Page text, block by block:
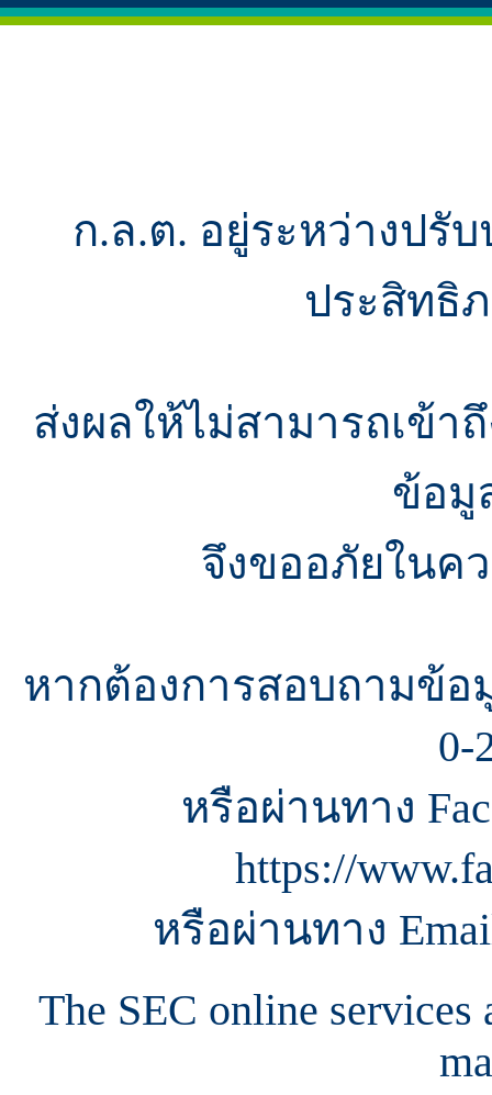
ก.ล.ต. อยู่ระหว่างปรั
ประสิทธิ
ส่งผลให้ไม่สามารถเข้า
ข้อมู
จึงขออภัยในค
หากต้องการสอบถามข้อ
0-
หรือผ่านทาง
https://
หรือผ่านทาง
The SEC online